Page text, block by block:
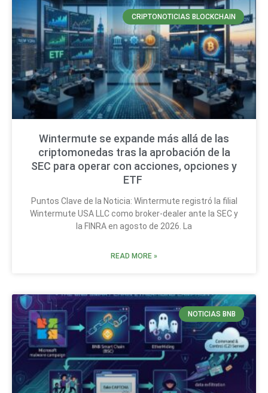
CRIPTONOTICIAS BLOCKCHAIN
Wintermute se expande más allá de las
criptomonedas tras la aprobación de la
SEC para operar con acciones, opciones y
ETF
Puntos Clave de la Noticia: Wintermute registró la filial
Wintermute USA LLC como broker-dealer ante la SEC y
la FINRA en agosto de 2026. La
READ MORE »
NOTICIAS BNB